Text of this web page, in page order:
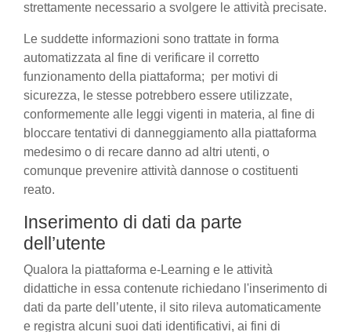
strettamente necessario a svolgere le attività precisate.
Le suddette informazioni sono trattate in forma
automatizzata al fine di verificare il corretto
funzionamento della piattaforma; per motivi di
sicurezza, le stesse potrebbero essere utilizzate,
conformemente alle leggi vigenti in materia, al fine di
bloccare tentativi di danneggiamento alla piattaforma
medesimo o di recare danno ad altri utenti, o
comunque prevenire attività dannose o costituenti
reato.
Inserimento di dati da parte
dell’utente
Qualora la piattaforma e-Learning e le attività
didattiche in essa contenute richiedano l'inserimento di
dati da parte dell’utente, il sito rileva automaticamente
e registra alcuni suoi dati identificativi, ai fini di